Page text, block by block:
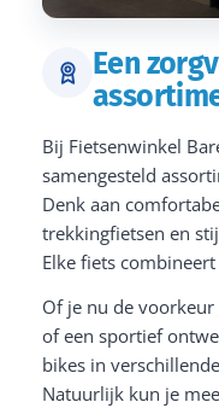
Een
Bij Fietsenwinkel
samengesteld
Denk aan
trekkingfietsen en
Elke fiets
Of je nu de
of een sportief
bikes in
Natuurlijk kun je